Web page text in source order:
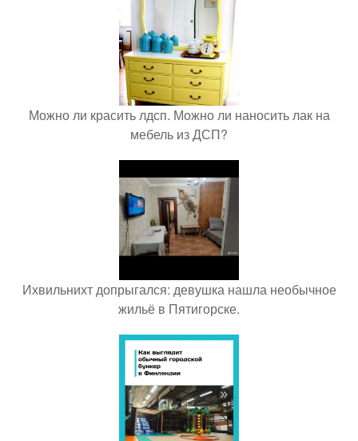
Можно ли красить лдсп. Можно ли наносить лак на
мебель из ДСП?
Ихвильнихт допрыгался: девушка нашла необычное
жильё в Пятигорске.